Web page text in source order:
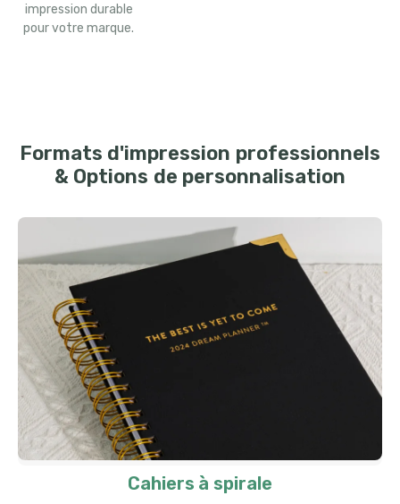
impression durable
pour votre marque.
Formats d'impression professionnels
& Options de personnalisation
Cahiers à spirale